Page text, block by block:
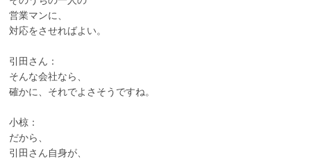
営業マンに、
対応をさせればよい。
引田さん：
そんな会社なら、
確かに、それでよさそうですね。
小椋：
だから、
引田さん自身が、